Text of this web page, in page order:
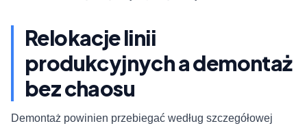
Relokacje linii
produkcyjnych a demontaż
bez chaosu
Demontaż powinien przebiegać według szczegółowej